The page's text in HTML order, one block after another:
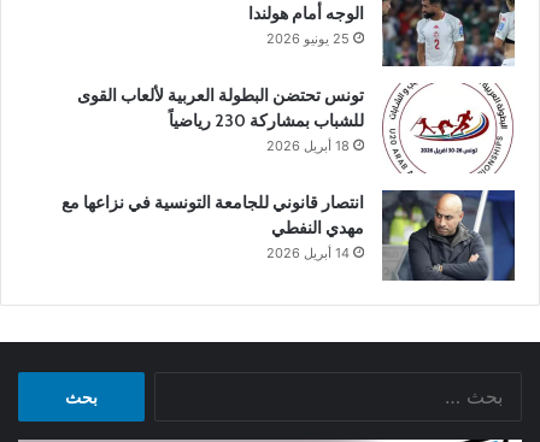
الوجه أمام هولندا
25 يونيو 2026
تونس تحتضن البطولة العربية لألعاب القوى
للشباب بمشاركة 230 رياضياً
18 أبريل 2026
انتصار قانوني للجامعة التونسية في نزاعها مع
مهدي النفطي
14 أبريل 2026